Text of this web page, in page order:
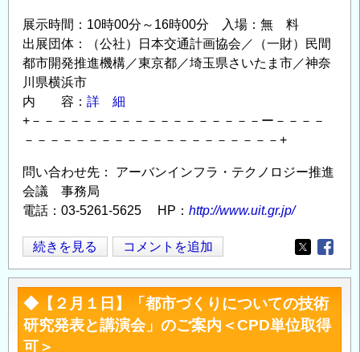
展示時間：10時00分～16時00分 入場：無 料
出展団体：（公社）日本交通計画協会／（一財）民間
都市開発推進機構／東京都／埼玉県さいたま市／神奈
川県横浜市
内 容： 詳 細
+－－－－－－－－－－－－－－－－－－ー－－－－
－－－－－－－－－－－－－－－－－－－－+
問い合わせ先： アーバンインフラ・テクノロジー推進
会議 事務局
電話：03-5261-5625 HP： http://www.uit.gr.jp/
◆【１
１
月
１
６
日】
続きを見る コメントを追加
Opens in
◆【２月１日】「都市づくりについての技術
研究発表と講演会」のご案内＜CPD単位取得
可＞